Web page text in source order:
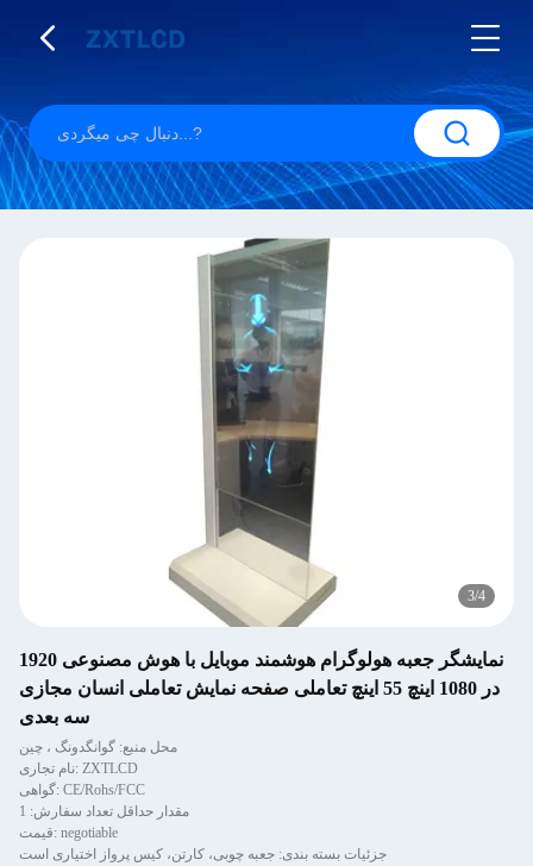
3/4
نمایشگر جعبه هولوگرام هوشمند موبایل با هوش مصنوعی 1920
در 1080 اینچ 55 اینچ تعاملی صفحه نمایش تعاملی انسان مجازی
سه بعدی
محل منبع: گوانگدونگ ، چین
نام تجاری: ZXTLCD
گواهی: CE/Rohs/FCC
مقدار حداقل تعداد سفارش: 1
قیمت: negotiable
جزئیات بسته بندی: جعبه چوبی، کارتن، کیس پرواز اختیاری است